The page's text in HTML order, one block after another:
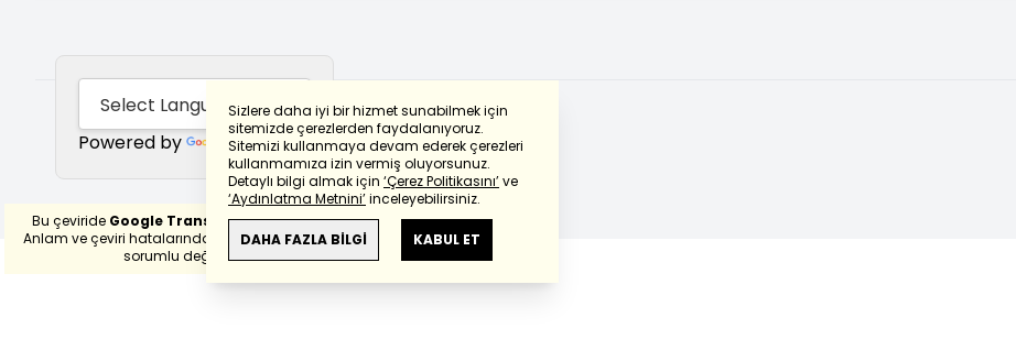
Sizlere daha iyi bir hizmet sunabilmek için
sitemizde çerezlerden faydalanıyoruz.
Sitemizi kullanmaya devam ederek çerezleri
kullanmamıza izin vermiş oluyorsunuz.
Detaylı bilgi almak için ‘Çerez Politikasını’ve
‘Aydınlatma Metnini’inceleyebilirsiniz.
DAHA FAZLA BİLGİ KABUL ET
Powered by Translate
Bu çeviride Google Transletekullanılmıştır.
Anlam ve çeviri hatalarından
haberturk.com
sorumlu değildir.